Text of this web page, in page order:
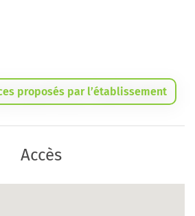
proposés par l’établissement
Accès